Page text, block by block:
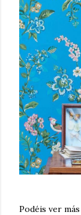
Podéis ver